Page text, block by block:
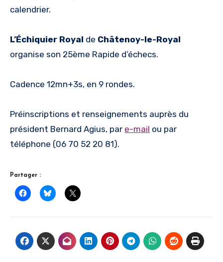
calendrier.
L’Échiquier Royal de Châtenoy-le-Royal
organise son 25ème Rapide d’échecs.
Cadence 12mn+3s, en 9 rondes.
Préinscriptions et renseignements auprès du
président Bernard Agius, par e-mail ou par
téléphone (06 70 52 20 81).
Partager :